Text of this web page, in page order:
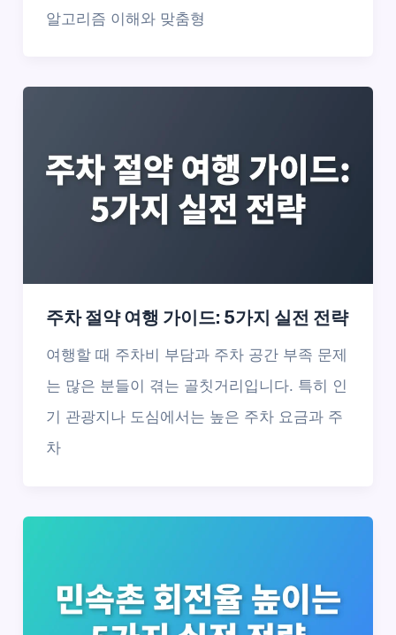
알고리즘 이해와 맞춤형
주차 절약 여행 가이드: 5가지 실전 전략
여행할 때 주차비 부담과 주차 공간 부족 문제
는 많은 분들이 겪는 골칫거리입니다. 특히 인
기 관광지나 도심에서는 높은 주차 요금과 주
차